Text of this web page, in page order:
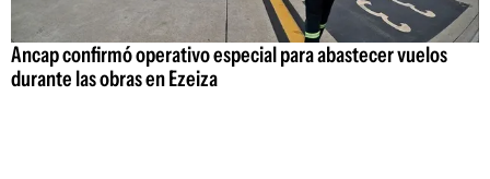
Ancap confirmó operativo especial para abastecer vuelos
durante las obras en Ezeiza